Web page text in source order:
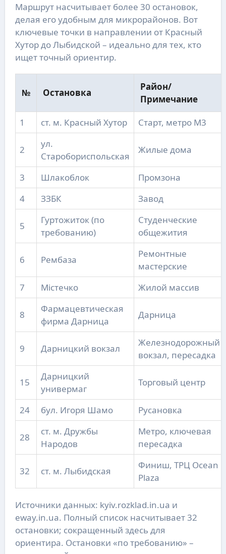
Маршрут насчитывает более 30 остановок,
делая его удобным для микрорайонов. Вот
ключевые точки в направлении от Красный
Хутор до Лыбидской – идеально для тех, кто
ищет точный ориентир.
№ Остановка
Район/
Примечание
1
ст. м. Красный Хутор Старт, метро М3
2
ул.
Старобориспольская
Жилые дома
3 Шлакоблок
Промзона
4
ЗЗБК Завод
5
Гуртожиток (по
требованию)
Студенческие
общежития
6 Рембаза
Ремонтные
мастерские
7
Містечко Жилой массив
8
Фармацевтическая
фирма Дарница
Дарница
9 Дарницкий вокзал
Железнодорожный
вокзал, пересадка
15
Дарницкий
универмаг
Торговый центр
24 бул. Игоря Шамо Русановка
28
ст. м. Дружбы
Народов
Метро, ключевая
пересадка
32 ст. м. Лыбидская
Финиш, ТРЦ Ocean
Plaza
Источники данных: kyiv.rozklad.in.ua и
eway.in.ua. Полный список насчитывает 32
остановки; сокращенный здесь для
ориентира. Остановки «по требованию» –